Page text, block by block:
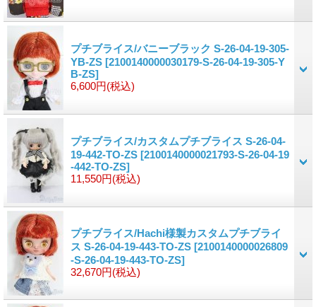
プチブライス/バニーブラック S-26-04-19-305-
YB-ZS [2100140000030179-S-26-04-19-305-Y
B-ZS]
6,600円(税込)
プチブライス/カスタムプチブライス S-26-04-
19-442-TO-ZS [2100140000021793-S-26-04-19
-442-TO-ZS]
11,550円(税込)
プチブライス/Hachi様製カスタムプチブライ
ス S-26-04-19-443-TO-ZS [2100140000026809
-S-26-04-19-443-TO-ZS]
32,670円(税込)